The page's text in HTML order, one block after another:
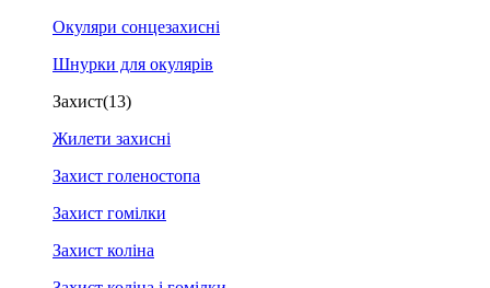
Окуляри сонцезахисні
Шнурки для окулярів
Захист(13)
Жилети захисні
Захист голеностопа
Захист гомілки
Захист коліна